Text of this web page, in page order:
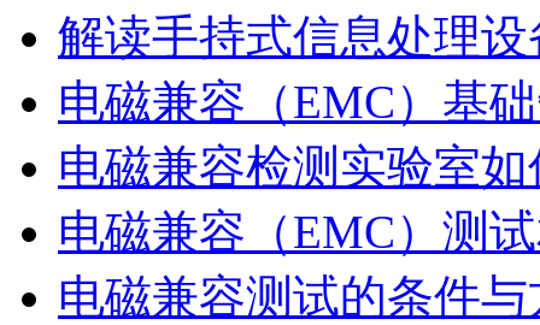
解读手持式信息处理
电磁兼容（EMC）基
电磁兼容检测实验室
电磁兼容（EMC）测
电磁兼容测试的条件与